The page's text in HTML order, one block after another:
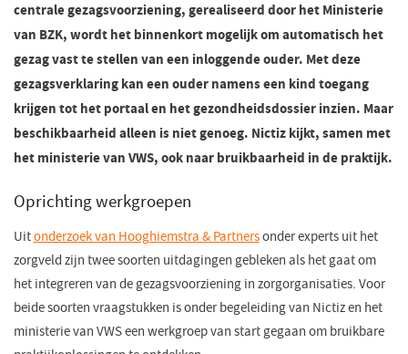
centrale gezagsvoorziening, gerealiseerd door het Ministerie
van BZK, wordt het binnenkort mogelijk om automatisch het
gezag vast te stellen van een inloggende ouder. Met deze
gezagsverklaring kan een ouder namens een kind toegang
krijgen tot het portaal en het gezondheidsdossier inzien. Maar
beschikbaarheid alleen is niet genoeg. Nictiz kijkt, samen met
het ministerie van VWS, ook naar bruikbaarheid in de praktijk.
Oprichting werkgroepen
Uitonderzoek van Hooghiemstra & Partners(opent
in
een
nieuw
venster)
onder experts uit het
zorgveld zijn twee soorten uitdagingen gebleken als het gaat om
het integreren van de gezagsvoorziening in zorgorganisaties. Voor
beide soorten vraagstukken is onder begeleiding van Nictiz en het
ministerie van VWS een werkgroep van start gegaan om bruikbare